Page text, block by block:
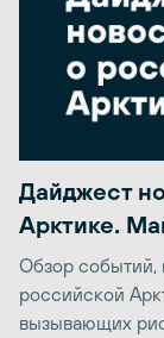
Дайджест
Арктике.
Обзор
российской
вызывающих